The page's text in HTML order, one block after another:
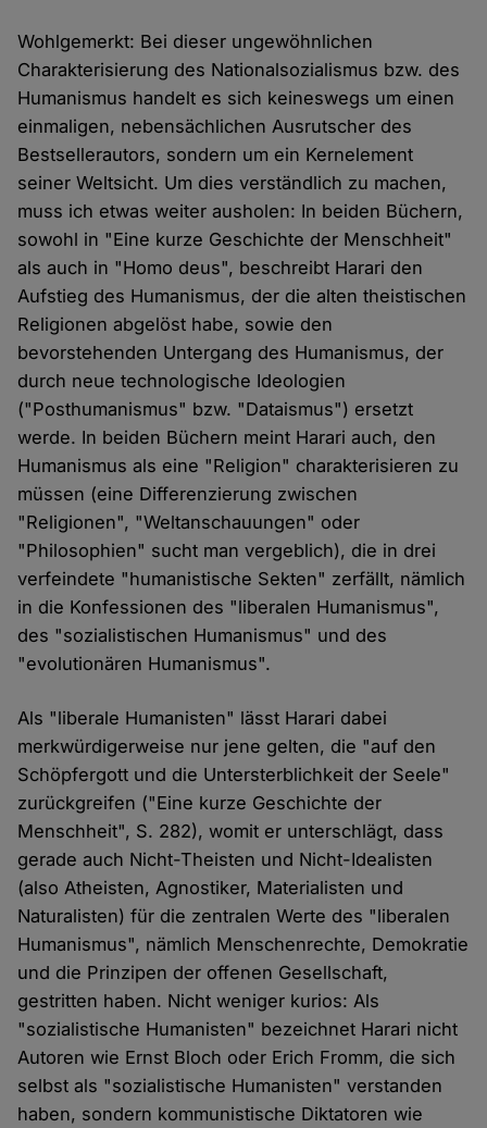
Wohlgemerkt: Bei dieser ungewöhnlichen
Charakterisierung des Nationalsozialismus bzw. des
Humanismus handelt es sich keineswegs um einen
einmaligen, nebensächlichen Ausrutscher des
Bestsellerautors, sondern um ein Kernelement
seiner Weltsicht. Um dies verständlich zu machen,
muss ich etwas weiter ausholen: In beiden Büchern,
sowohl in "Eine kurze Geschichte der Menschheit"
als auch in "Homo deus", beschreibt Harari den
Aufstieg des Humanismus, der die alten theistischen
Religionen abgelöst habe, sowie den
bevorstehenden Untergang des Humanismus, der
durch neue technologische Ideologien
("Posthumanismus" bzw. "Dataismus") ersetzt
werde. In beiden Büchern meint Harari auch, den
Humanismus als eine "Religion" charakterisieren zu
müssen (eine Differenzierung zwischen
"Religionen", "Weltanschauungen" oder
"Philosophien" sucht man vergeblich), die in drei
verfeindete "humanistische Sekten" zerfällt, nämlich
in die Konfessionen des "liberalen Humanismus",
des "sozialistischen Humanismus" und des
"evolutionären Humanismus".
Als "liberale Humanisten" lässt Harari dabei
merkwürdigerweise nur jene gelten, die "auf den
Schöpfergott und die Untersterblichkeit der Seele"
zurückgreifen ("Eine kurze Geschichte der
Menschheit", S. 282), womit er unterschlägt, dass
gerade auch Nicht-Theisten und Nicht-Idealisten
(also Atheisten, Agnostiker, Materialisten und
Naturalisten) für die zentralen Werte des "liberalen
Humanismus", nämlich Menschenrechte, Demokratie
und die Prinzipen der offenen Gesellschaft,
gestritten haben. Nicht weniger kurios: Als
"sozialistische Humanisten" bezeichnet Harari nicht
Autoren wie Ernst Bloch oder Erich Fromm, die sich
selbst als "sozialistische Humanisten" verstanden
haben, sondern kommunistische Diktatoren wie